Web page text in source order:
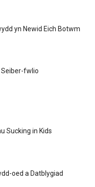
yn Newid Eich Botwm
fwlio
Sucking in Kids
oed a Datblygiad